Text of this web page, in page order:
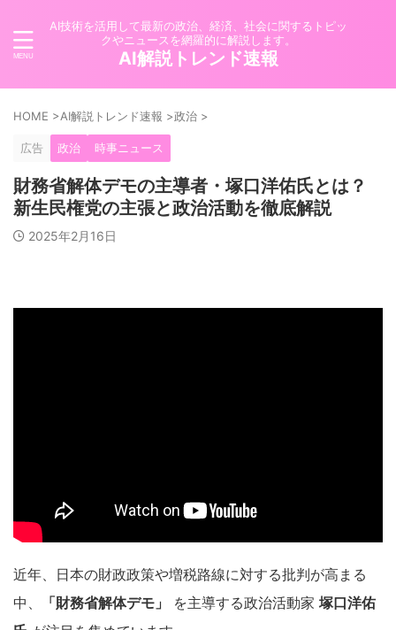
AI技術を活用して最新の政治、経済、社会に関するトピッ
クやニュースを網羅的に解説します。
AI解説トレンド速報
HOME >AI解説トレンド速報 >政治 >
広告 政治 時事ニュース
財務省解体デモの主導者・塚口洋佑氏とは？
新生民権党の主張と政治活動を徹底解説
2025年2月16日
近年、日本の財政政策や増税路線に対する批判が高まる
中、
「財務省解体デモ」 を主導する政治活動家 塚口洋佑